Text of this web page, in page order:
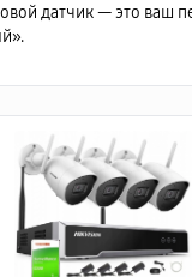
датчик — это ваш